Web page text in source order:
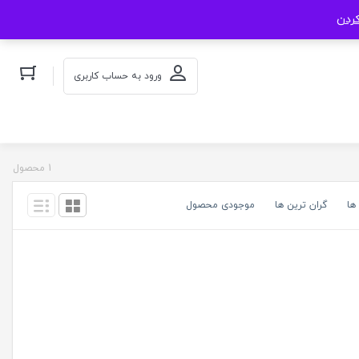
ورود به حساب کاربری
1 محصول
ها گران ترین ها موجودی محصول